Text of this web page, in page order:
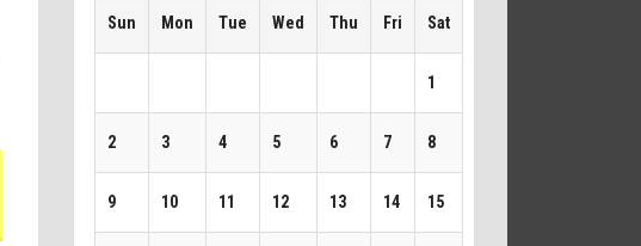
Sun Mon Tue Wed Thu Fri Sat
1
2 3 4 5 6 7 8
9 10 11 12 13 14 15